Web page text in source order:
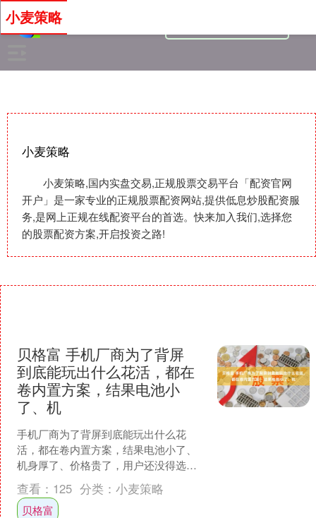
小麦策略
小麦策略,国内实盘交易,正规股票交易平台「配资官网
开户」是一家专业的正规股票配资网站,提供低息炒股配资服
务,是网上正规在线配资平台的首选。快来加入我们,选择您
的股票配资方案,开启投资之路!
小麦策略
贝格富 手机厂商为了背屏
到底能玩出什么花活，都在
卷内置方案，结果电池小
了、机
手机厂商为了背屏到底能玩出什么花
活，都在卷内置方案，结果电池小了、
机身厚了、价格贵了，用户还没得选。
荣耀这次换了个思路——直接做成“AI磁
吸背屏”配件，不是内....
查看： 125 分类： 小麦策略
贝格富